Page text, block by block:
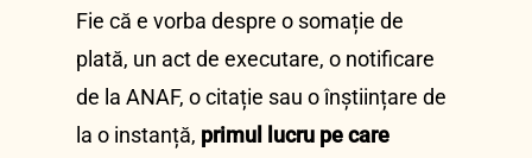
Fie că e vorba despre o somație de
plată, un act de executare, o notificare
de la ANAF, o citație sau o înștiințare de
la o instanță, primul lucru pe care